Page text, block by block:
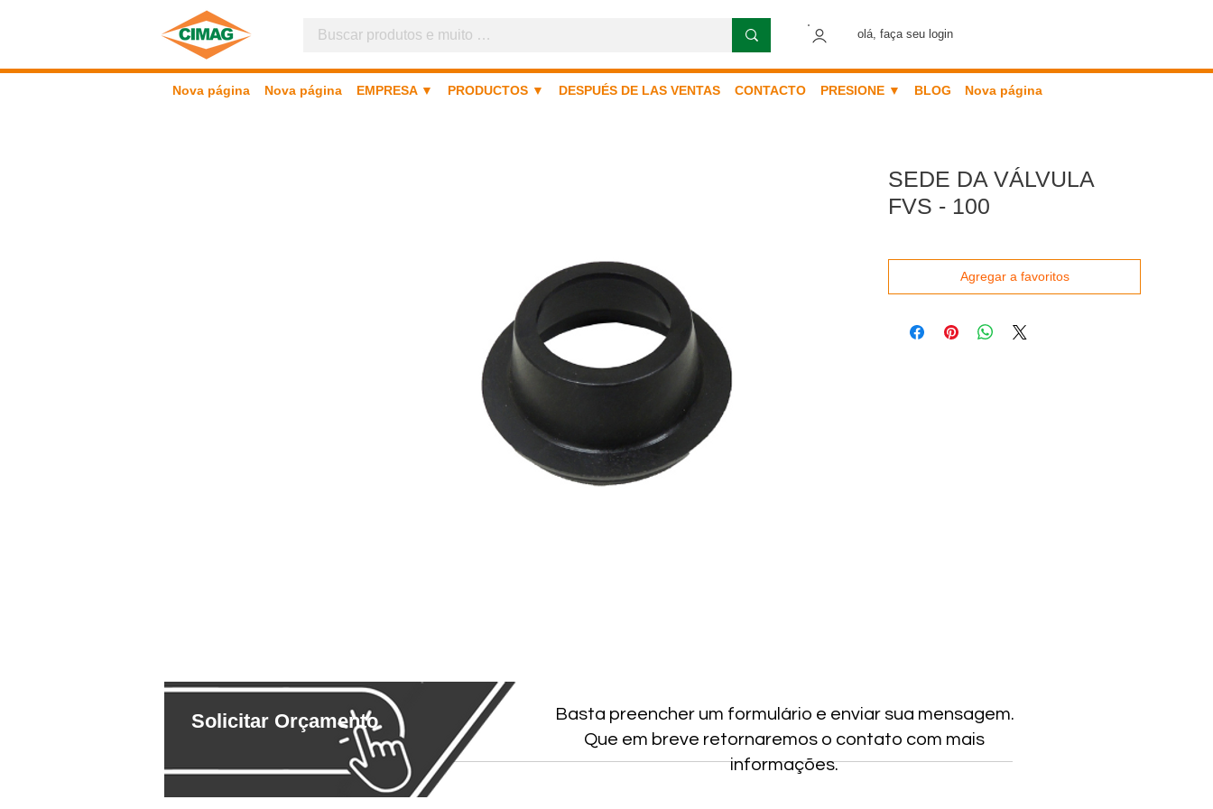
olá, faça seu login
Nova página Nova página EMPRESA ▼ PRODUCTOS ▼ DESPUÉS DE LAS VENTAS CONTACTO PRESIONE ▼ BLOG Nova página
SEDE DA VÁLVULA
FVS - 100
Agregar a favoritos
Solicitar Orçamento
Basta preencher um formulário e enviar sua mensagem.
Que em breve retornaremos o contato com mais
informações.